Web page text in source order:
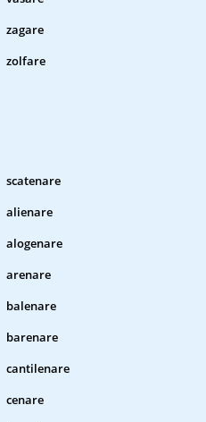
zagare
zolfare
scatenare
alienare
alogenare
arenare
balenare
barenare
cantilenare
cenare